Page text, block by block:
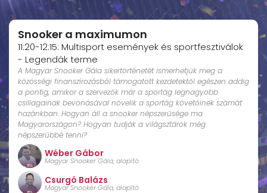
Snooker a maximumon
11:20-12:15: Multisport események és sportfesztiválok
- Legendák terme
A Magyar Snooker Gála sikertörténetét ismerhetjük meg a
közösségi finanszírozásból támogatott kezdetektől egészen addig
a pontig, amikor a szervezők már a sportág legnagyobb
csillagainak bevonásával növelik a sportág követőinek számát
hazánkban. Hogyan áll a snooker népszerűsége ma
Magyarországon? Hogyan tudják a világsztárok még
népszerűbbé tenni?
Wéber Gábor
Magyar Snooker Gála, alapító
Csurgó Balázs
Magyar Snooker Gála, alapító